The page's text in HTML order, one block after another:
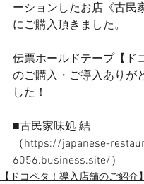
ーションしたお店《古民
にご購入頂きました。
伝票ホールドテープ【ド
のご購入・ご導入ありが
した！
■古民家味処 結
（https://japanese-
6056.business.site/）
【ドコペタ！導入店舗のご紹介】